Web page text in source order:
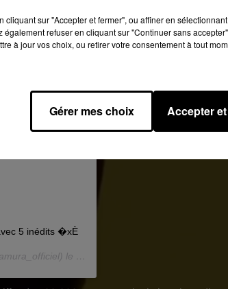
5 inédits �xÈ
le
cliquant sur "Accepter et fermer", ou affiner en
également refuser en cliquant sur "Continuer sans
à jour vos choix, ou retirer votre consentement à tout
Gérer mes choix Accepter